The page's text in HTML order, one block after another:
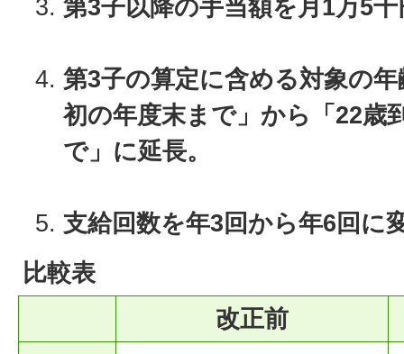
第3子以降の手当額を月1万5
第3子の算定に含める対象の
初の年度末まで」から「22歳
で」に延長。
支給回数を年3回から年6回に
比較表
改正前